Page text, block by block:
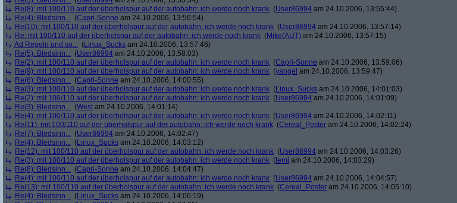
Re(8): mit 100/110 auf der überholspur auf der autobahn: ich werde noch krank (User86994 am 24.10.2006, 13:55:44)
Re(4): Bledsinn... (Capri-Sonne am 24.10.2006, 13:56:54)
Re(10): mit 100/110 auf der überholspur auf der autobahn: ich werde noch krank (User86994 am 24.10.2006, 13:57:14)
Re: mit 100/110 auf der überholspur auf der autobahn: ich werde noch krank (Mike(AUT) am 24.10.2006, 13:57:15)
Ad Regeln und so... (Linux_Sucks am 24.10.2006, 13:57:46)
Re(5): Bledsinn... (User86994 am 24.10.2006, 13:58:03)
Re(2): mit 100/110 auf der überholspur auf der autobahn: ich werde noch krank (Capri-Sonne am 24.10.2006, 13:59:06)
Re(9): mit 100/110 auf der überholspur auf der autobahn: ich werde noch krank (yangel am 24.10.2006, 13:59:47)
Re(6): Bledsinn... (Capri-Sonne am 24.10.2006, 14:00:55)
Re(3): mit 100/110 auf der überholspur auf der autobahn: ich werde noch krank (Linux_Sucks am 24.10.2006, 14:01:03)
Re(2): mit 100/110 auf der überholspur auf der autobahn: ich werde noch krank (User86994 am 24.10.2006, 14:01:09)
Re(3): Bledsinn... (West am 24.10.2006, 14:01:14)
Re(4): mit 100/110 auf der überholspur auf der autobahn: ich werde noch krank (User86994 am 24.10.2006, 14:02:11)
Re(11): mit 100/110 auf der überholspur auf der autobahn: ich werde noch krank (Cereal_Poster am 24.10.2006, 14:02:24)
Re(7): Bledsinn... (User86994 am 24.10.2006, 14:02:47)
Re(4): Bledsinn... (Linux_Sucks am 24.10.2006, 14:03:12)
Re(12): mit 100/110 auf der überholspur auf der autobahn: ich werde noch krank (User86994 am 24.10.2006, 14:03:26)
Re(3): mit 100/110 auf der überholspur auf der autobahn: ich werde noch krank ( lemi am 24.10.2006, 14:03:29)
Re(8): Bledsinn... (Capri-Sonne am 24.10.2006, 14:04:47)
Re(4): mit 100/110 auf der überholspur auf der autobahn: ich werde noch krank (User86994 am 24.10.2006, 14:04:57)
Re(13): mit 100/110 auf der überholspur auf der autobahn: ich werde noch krank (Cereal_Poster am 24.10.2006, 14:05:10)
Re(4): Bledsinn... (Linux_Sucks am 24.10.2006, 14:06:19)